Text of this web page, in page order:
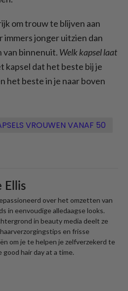
om trouw te blijven aan
immers jonger uitzien dan
van binnenuit. Welk kapsel laat
kapsel dat het beste bij je
het beste in je naar boven
VROUWEN VANAF 50
Ellis
over het omzetten van
in eenvoudige alledaagse looks.
in beauty media deelt ze
en frisse
om je te helpen je zelfverzekerd te
good hair day at a time.